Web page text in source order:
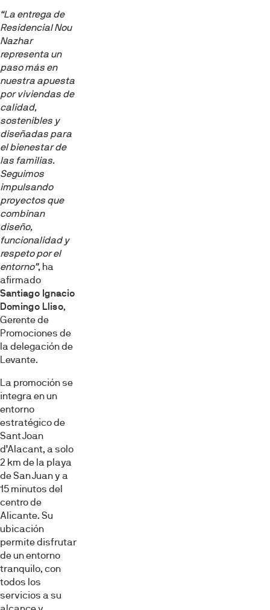
“La entrega de
Residencial Nou
Nazhar
representa un
paso más en
nuestra apuesta
por viviendas de
calidad,
sostenibles y
diseñadas para
el bienestar de
las familias.
Seguimos
impulsando
proyectos que
combinan
diseño,
funcionalidad y
respeto por el
entorno”, ha
afirmado
Santiago Ignacio
Domingo Lliso,
Gerente de
Promociones de
la delegación de
Levante.
La promoción se
integra en un
entorno
estratégico de
Sant Joan
d’Alacant, a solo
2 km de la playa
de San Juan y a
15 minutos del
centro de
Alicante. Su
ubicación
permite disfrutar
de un entorno
tranquilo, con
todos los
servicios a su